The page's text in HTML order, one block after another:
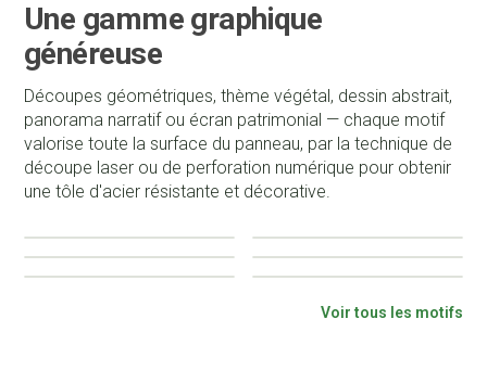
Une gamme graphique
généreuse
Découpes géométriques, thème végétal, dessin abstrait,
panorama narratif ou écran patrimonial — chaque motif
valorise toute la surface du panneau, par la technique de
découpe laser ou de perforation numérique pour obtenir
une tôle d'acier résistante et décorative.
Patrimoine
Régulier
Végétal
Scénographie
Voir tous les motifs